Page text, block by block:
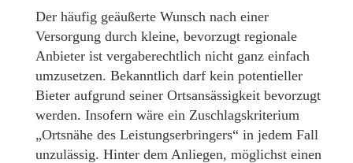
Der häufig geäußerte Wunsch nach einer
Versorgung durch kleine, bevorzugt regionale
Anbieter ist vergaberechtlich nicht ganz einfach
umzusetzen. Bekanntlich darf kein potentieller
Bieter aufgrund seiner Ortsansässigkeit bevorzugt
werden. Insofern wäre ein Zuschlagskriterium
„Ortsnähe des Leistungserbringers“ in jedem Fall
unzulässig. Hinter dem Anliegen, möglichst einen